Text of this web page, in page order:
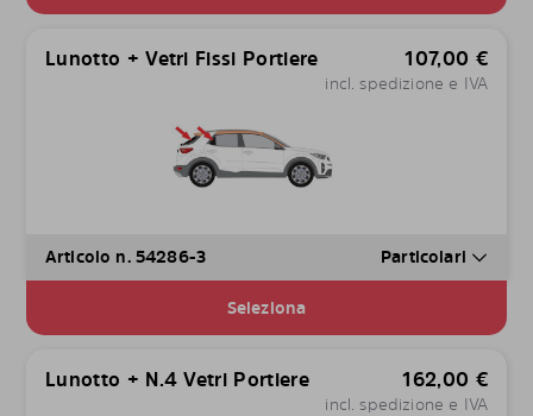
Lunotto + Vetri Fissi Portiere 107,00 €
incl. spedizione e IVA
Articolo n. 54286-3 Particolari
Seleziona
Lunotto + N.4 Vetri Portiere 162,00 €
incl. spedizione e IVA